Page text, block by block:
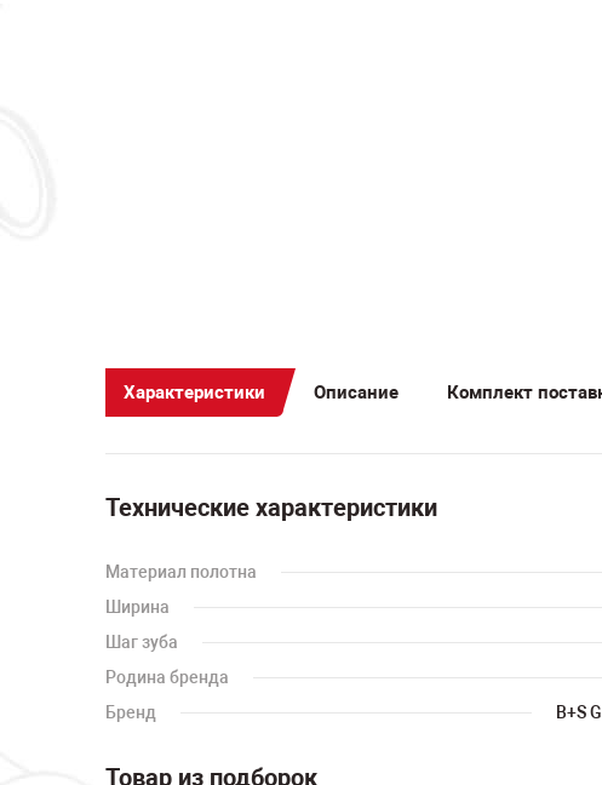
Характеристики Описание Комплект
Технические характеристики
Материал полотна
Ширина
Шаг зуба
Родина бренда
Бренд
B+S
Товар из подборок